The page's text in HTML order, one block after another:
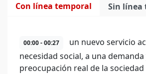
Con línea temporal Sin línea
00:00 - 00:27
un nuevo servicio
necesidad social, a una demanda
preocupación real de la